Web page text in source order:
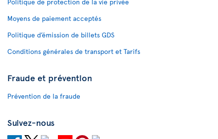
Moyens de paiement acceptés
Politique d’émission de billets GDS
Conditions générales de transport et Tarifs
Fraude et prévention
Prévention de la fraude
Suivez-nous